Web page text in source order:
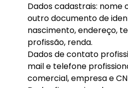
Dados cadastrais: nome
outro documento de
nascimento, endereço,
profissão, renda.
Dados de contato
mail e telefone
comercial, empresa e